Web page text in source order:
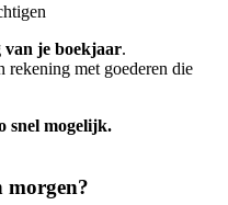
van je boekjaar.
rekening met goederen die
snel mogelijk.
morgen?